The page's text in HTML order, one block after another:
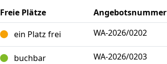
Freie Plätze
Angebotsnummer
ein Platz frei WA-2026/0202
buchbar WA-2026/0203